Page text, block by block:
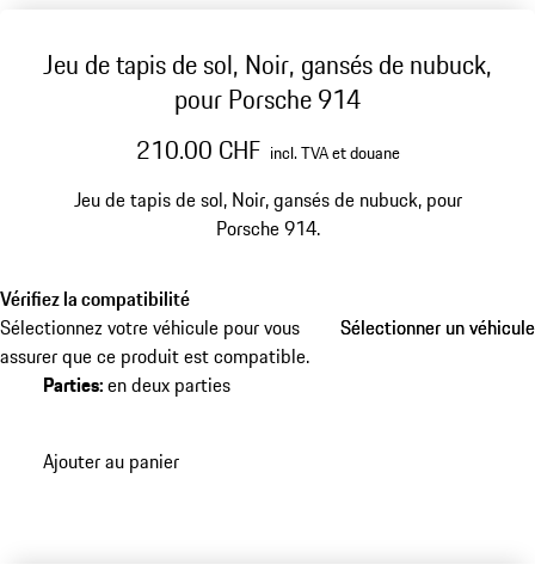
Jeu de tapis de sol, Noir, gansés de nubuck,
pour Porsche 914
210.00 CHF incl. TVA et douane
Jeu de tapis de sol, Noir, gansés de nubuck, pour
Porsche 914.
Vérifiez la compatibilité
Sélectionnez votre véhicule pour vous
assurer que ce produit est compatible.
Sélectionner un véhicule
Sélectionner un véhicule
Parties:en deux parties
Ajouter au panier